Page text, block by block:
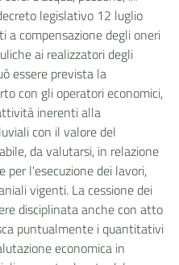
legislativo 12 luglio
a compensazione degli oneri
ai realizzatori degli
essere prevista la
con gli operatori economici,
inerenti alla
con il valore del
da valutarsi, in relazione
l'esecuzione dei lavori,
vigenti. La cessione dei
disciplinata anche con atto
puntualmente i quantitativi
economica in